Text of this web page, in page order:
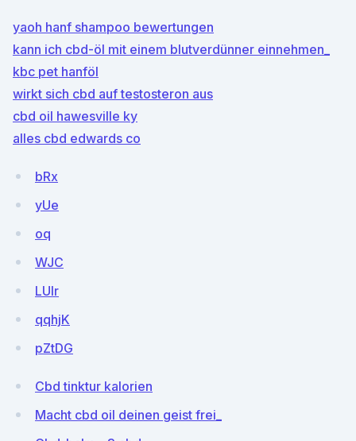
yaoh hanf shampoo bewertungen
kann ich cbd-öl mit einem blutverdünner einnehmen_
kbc pet hanföl
wirkt sich cbd auf testosteron aus
cbd oil hawesville ky
alles cbd edwards co
bRx
yUe
oq
WJC
LUIr
qqhjK
pZtDG
Cbd tinktur kalorien
Macht cbd oil deinen geist frei_